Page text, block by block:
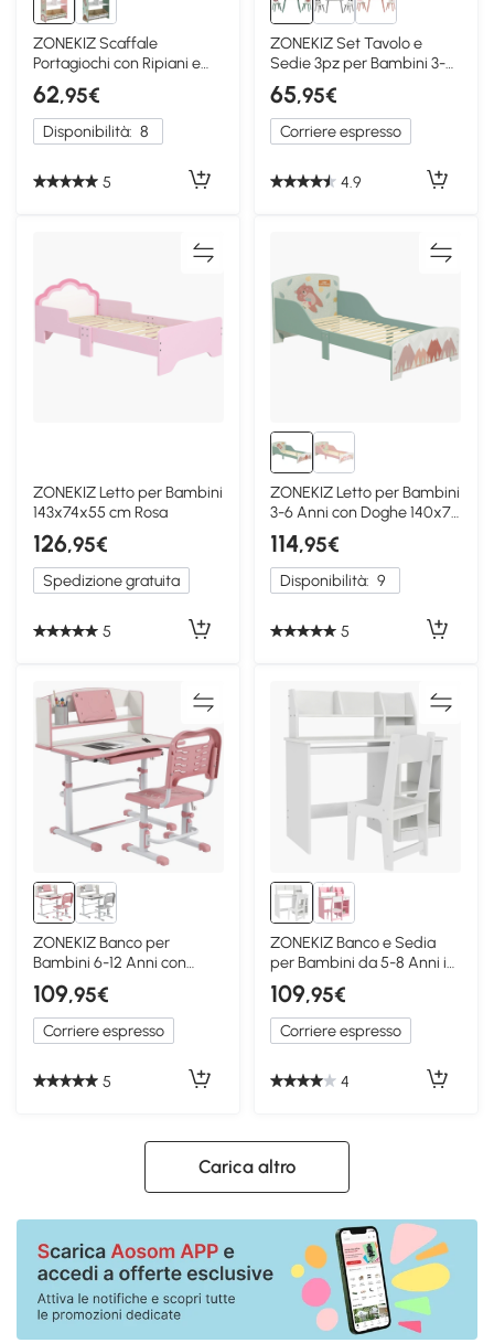
ZONEKIZ Scaffale
Portagiochi con Ripiani e
Cassetti Rosa
62,95€
Disponibilità: 8
5
ZONEKIZ Set Tavolo e
Sedie 3pz per Bambini 3-8
Anni Verde
65,95€
Corriere espresso
4.9
ZONEKIZ Letto per Bambini
143x74x55 cm Rosa
126,95€
Spedizione gratuita
5
ZONEKIZ Letto per Bambini
3-6 Anni con Doghe 140x70
cm Verde
114,95€
Disponibilità: 9
5
ZONEKIZ Banco per
Bambini 6-12 Anni con
Sedia Regolabile Rosa
109,95€
Corriere espresso
5
ZONEKIZ Banco e Sedia
per Bambini da 5-8 Anni in
Legno Bianco
109,95€
Corriere espresso
4
Carica altro